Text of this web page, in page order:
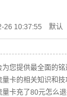
26 10:37:55 默认
您提供最全面的铭
卡的相关知识和技
卡充了80元怎么